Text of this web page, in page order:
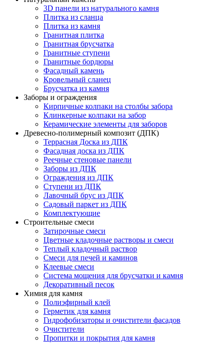
3D панели из натурального камня
Плитка из сланца
Плитка из камня
Гранитная плитка
Гранитная брусчатка
Гранитные ступени
Гранитные бордюры
Фасадный камень
Кровельный сланец
Брусчатка из камня
Заборы и ограждения
Кирпичные колпаки на столбы забора
Клинкерные колпаки на забор
Керамические элементы для заборов
Древесно-полимерный композит (ДПК)
Террасная Доска из ДПК
Фасадная доска из ДПК
Реечные стеновые панели
Заборы из ДПК
Ограждения из ДПК
Ступени из ДПК
Лавочный брус из ДПК
Садовый паркет из ДПК
Комплектующие
Строительные смеси
Затирочные смеси
Цветные кладочные растворы и смеси
Теплый кладочный раствор
Смеси для печей и каминов
Клеевые смеси
Система мощения для брусчатки и камня
Декоративный песок
Химия для камня
Полиэфирный клей
Герметик для камня
Гидрофобизаторы и очистители фасадов
Очистители
Пропитки и покрытия для камня